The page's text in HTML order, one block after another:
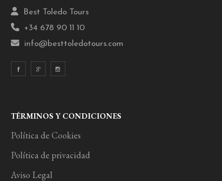
Best Toledo Tours
+34 678 90 11 10
info@besttoledotours.com
TÉRMINOS Y CONDICIONES
Política de Cookies
Política de privacidad
Aviso Legal